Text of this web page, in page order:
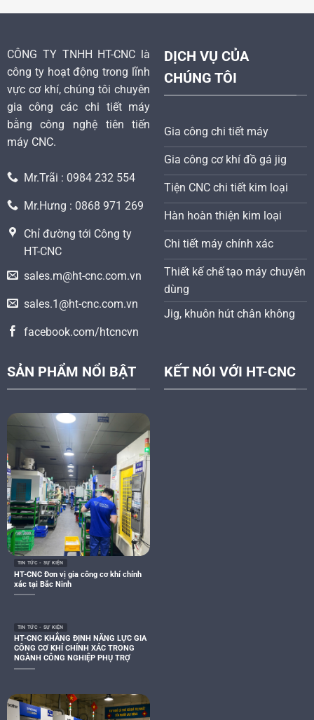
CÔNG TY TNHH HT-CNC là
công ty hoạt động trong lĩnh
vực cơ khí, chúng tôi chuyên
gia công các chi tiết máy
bằng công nghệ tiên tiến
máy CNC.
Mr.Trãi : 0984 232 554
Mr.Hưng : 0868 971 269
Chỉ đường tới Công ty
HT-CNC
sales.m@ht-cnc.com.vn
sales.1@ht-cnc.com.vn
facebook.com/htcncvn
DỊCH VỤ CỦA
CHÚNG TÔI
Gia công chi tiết máy
Gia công cơ khí đồ gá jig
Tiện CNC chi tiết kim loại
Hàn hoàn thiện kim loại
Chi tiết máy chính xác
Thiết kế chế tạo máy chuyên
dùng
Jig, khuôn hút chân không
SẢN PHẨM NỔI BẬT
TIN TỨC - SỰ KIỆN
HT-CNC Đơn vị gia công cơ khí chính
xác tại Bắc Ninh
TIN TỨC - SỰ KIỆN
HT-CNC KHẲNG ĐỊNH NĂNG LỰC GIA
CÔNG CƠ KHÍ CHÍNH XÁC TRONG
NGÀNH CÔNG NGHIỆP PHỤ TRỢ
KẾT NÓI VỚI HT-CNC